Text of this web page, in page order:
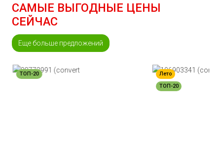
САМЫЕ ВЫГОДНЫЕ ЦЕНЫ
СЕЙЧАС
Еще больше предложений
ТОП-20
Лето
ТОП-20